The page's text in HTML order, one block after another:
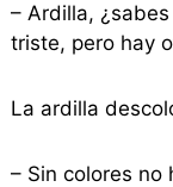
– Ardilla,
triste, pero hay
La ardilla
– Sin colores no